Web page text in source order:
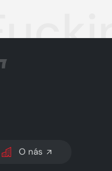
SVĚTLÝ/TMAVÝ REŽIM
O nás